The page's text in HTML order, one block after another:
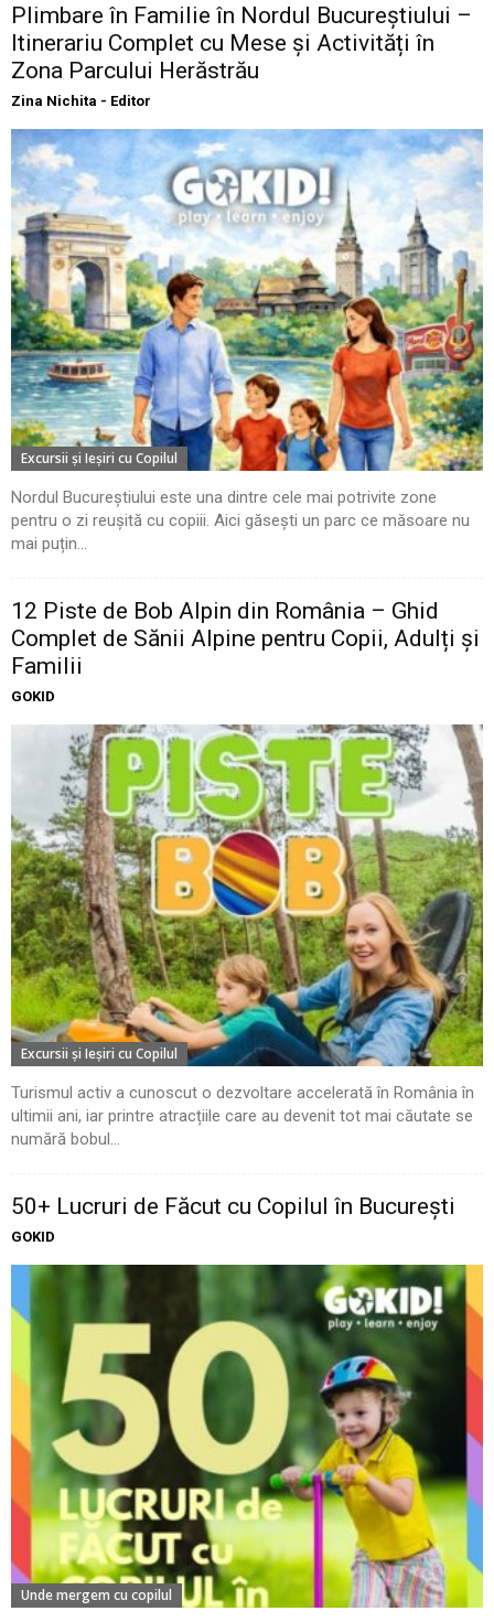
Plimbare în Familie în Nordul Bucureștiului –
Itinerariu Complet cu Mese și Activități în
Zona Parcului Herăstrău
Zina Nichita - Editor
Excursii şi Ieşiri cu Copilul
Nordul Bucureștiului este una dintre cele mai potrivite zone
pentru o zi reușită cu copiii. Aici găsești un parc ce măsoare nu
mai puțin...
12 Piste de Bob Alpin din România – Ghid
Complet de Sănii Alpine pentru Copii, Adulți și
Familii
GOKID
Excursii şi Ieşiri cu Copilul
Turismul activ a cunoscut o dezvoltare accelerată în România în
ultimii ani, iar printre atracțiile care au devenit tot mai căutate se
numără bobul...
50+ Lucruri de Făcut cu Copilul în București
GOKID
Unde mergem cu copilul